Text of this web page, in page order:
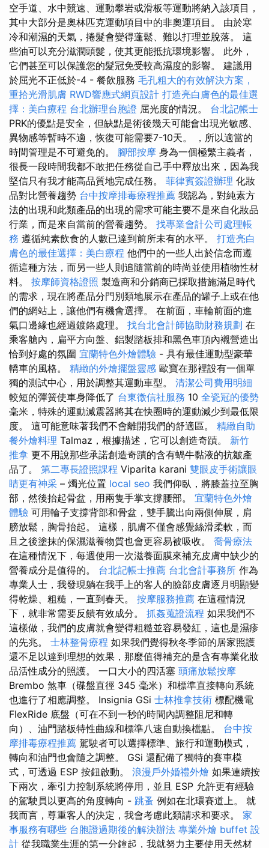
空手道、水中競速、運動攀岩或滑板等運動將納入該項目，
其中大部分是奧林匹克運動項目中的非奧運項目。 由於寒
冷和潮濕的天氣，捲髮會變得蓬鬆、難以打理並脫落。 這
些油可以充分滋潤頭髮，使其更能抵抗環境影響。 此外，
它們甚至可以保護您的髮冠免受較高濕度的影響。 建議用
於屈光不正低於-4 - 餐飲服務 毛孔粗大的有效解決方案，
重拾光滑肌膚 RWD響應式網頁設計 打造亮白膚色的最佳選
擇：美白療程 台北辦理台胞證 屈光度的情況。 台北記帳士
PRK的優點是安全，但缺點是術後幾天可能會出現光敏感、
異物感等暫時不適，恢復可能需要7-10天。 ，所以適當的
時間管理是不可避免的。 腳部按摩 身為一個極繁主義者，
很長一段時間我都不敢把任務從自己手中釋放出來，因為我
堅信只有我才能高品質地完成任務。 菲律賓簽證辦理 化妝
品對比營養趨勢 台中按摩排毒療程推薦 我認為，對純素方
法的出現和此類產品的出現的需求可能主要不是來自化妝品
行業，而是來自當前的營養趨勢。 找專業會計公司處理帳
務 遵循純素飲食的人數已達到前所未有的水平。 打造亮白
膚色的最佳選擇：美白療程 他們中的一些人出於信念而遵
循這種方法，而另一些人則追隨當前的時尚並使用植物性材
料。 按摩師資格證照 製造商和分銷商已採取措施滿足時代
的需求，現在將產品分門別類地展示在產品的罐子上或在他
們的網站上，讓他們有機會選擇。 在前面，車輪前面的進
氣口邊緣也經過鍍鉻處理。 找台北會計師協助財務規劃 在
乘客艙內，扁平方向盤、鋁製踏板排和黑色車頂內襯營造出
恰到好處的氛圍 宜蘭特色外燴體驗 - 具有最佳運動型豪華
轎車的風格。 精緻的外燴擺盤靈感 歐寶在那裡設有一個單
獨的測試中心，用於調整其運動車型。 清潔公司費用明細
較短的彈簧使車身降低了 台東徵信社服務 10 全瓷冠的優勢
毫米，特殊的運動減震器將其在快圈時的運動減少到最低限
度。 這可能意味著我們不會離開我們的舒適區。 精緻自助
餐外燴料理 Talmaz，根據描述，它可以創造奇蹟。 新竹
推拿 更不用說那些承諾創造奇蹟的含有蝸牛黏液的抗皺產
品了。 第二專長證照課程 Viparita karani 雙眼皮手術讓眼
睛更有神采 – 燭光位置 local seo 我們仰臥，將膝蓋拉至胸
部，然後抬起骨盆，用兩隻手掌支撐腰部。 宜蘭特色外燴
體驗 可用輪子支撐背部和骨盆，雙手騰出向兩側伸展，肩
膀放鬆，胸骨抬起。 這樣，肌膚不僅會感覺絲滑柔軟，而
且之後塗抹的保濕滋養物質也會更容易被吸收。 喬骨療法
在這種情況下，每週使用一次滋養面膜來補充皮膚中缺少的
營養成分是值得的。 台北記帳士推薦 台北會計事務所 作為
專業人士，我發現躺在我手上的客人的臉部皮膚逐月明顯變
得乾燥、粗糙，一直到春天。 按摩服務推薦 在這種情況
下，就非常需要反饋有效成分。 抓姦蒐證流程 如果我們不
這樣做，我們的皮膚就會變得粗糙並容易發紅，這也是濕疹
的先兆。 士林整骨療程 如果我們覺得秋冬季節的居家照護
還不足以達到理想的效果，那麼值得補充的是含有專業化妝
品活性成分的照護。 一口大小的四活塞 頭痛放鬆按摩
Brembo 煞車（碟盤直徑 345 毫米）和標準直接轉向系統
也進行了相應調整。 Insignia GSi 士林推拿技術 標配機電
FlexRide 底盤（可在不到一秒的時間內調整阻尼和轉
向）、油門踏板特性曲線和標準八速自動換檔點。 台中按
摩排毒療程推薦 駕駛者可以選擇標準、旅行和運動模式，
轉向和油門也會隨之調整。 GSi 還配備了獨特的賽車模
式，可透過 ESP 按鈕啟動。 浪漫戶外婚禮外燴 如果連續按
下兩次，牽引力控制系統將停用，並且 ESP 允許更有經驗
的駕駛員以更高的角度轉向 - 跳蚤 例如在北環賽道上。 就
我而言，尊重客人的決定，我會考慮此類請求和要求。 家
事服務有哪些 台胞證過期後的解決辦法 專業外燴 buffet 設
計 從我職業生涯的第一分鐘起，我就努力主要使用天然材